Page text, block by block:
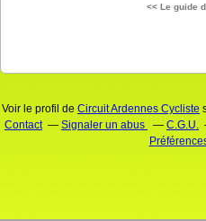
<< Le guide
Voir le profil de Circuit Ardennes Cycliste
Contact
Signaler un abus C.G.U.